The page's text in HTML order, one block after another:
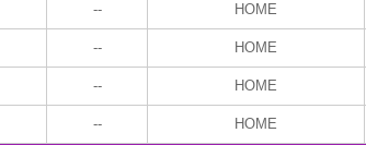
-- HOME
-- HOME
-- HOME
-- HOME